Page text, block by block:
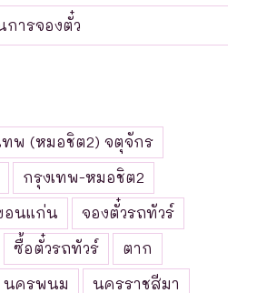
การจองตั๋ว
ทพ (หมอชิต2) จตุจักร
กรุงเทพ-หมอชิต2
อนแก่น
จองตั๋วรถทัวร์
ซื้อตั๋วรถทัวร์
ตาก
นครพนม
นครราชสีมา